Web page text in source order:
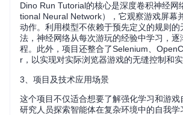
Dino Run Tutorial的核心是深度卷积神经网
tional Neural Network），它观察游戏屏幕
动作。利用模型不依赖于预先定义的规则的
法，神经网络从每次游玩的经验中学习，逐
程。此外，项目还整合了Selenium、
r，以实现对实际浏览器游戏的无缝控制和实
3、项目及技术应用场景
这个项目不仅适合想要了解强化学习和游戏
研究人员探索智能体在复杂环境中的自我学